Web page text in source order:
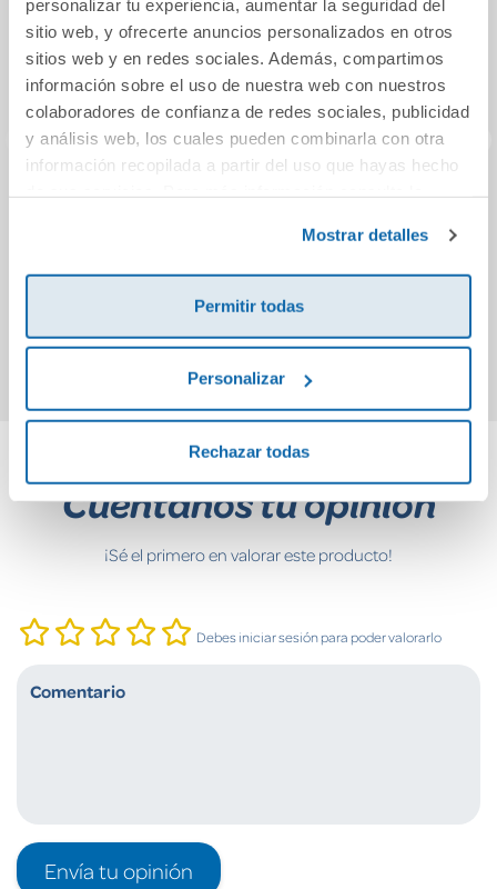
personalizar tu experiencia, aumentar la seguridad del
sitio web, y ofrecerte anuncios personalizados en otros
sitios web y en redes sociales. Además, compartimos
información sobre el uso de nuestra web con nuestros
colaboradores de confianza de redes sociales, publicidad
y análisis web, los cuales pueden combinarla con otra
información recopilada a partir del uso que hayas hecho
Mostrar detalles
Permitir todas
Personalizar
Rechazar todas
Libro de mis vidas
Comprar
Una corte de
niebla y furia:
Comprar
Cuéntanos tu opinión
¡Sé el primero en valorar este producto!
Debes iniciar sesión para poder valorarlo
Envía tu opinión